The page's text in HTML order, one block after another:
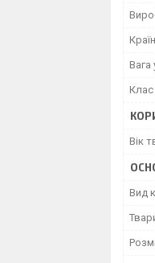
Вага
Вік
Вид